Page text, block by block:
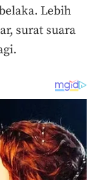
Lebih
surat suara